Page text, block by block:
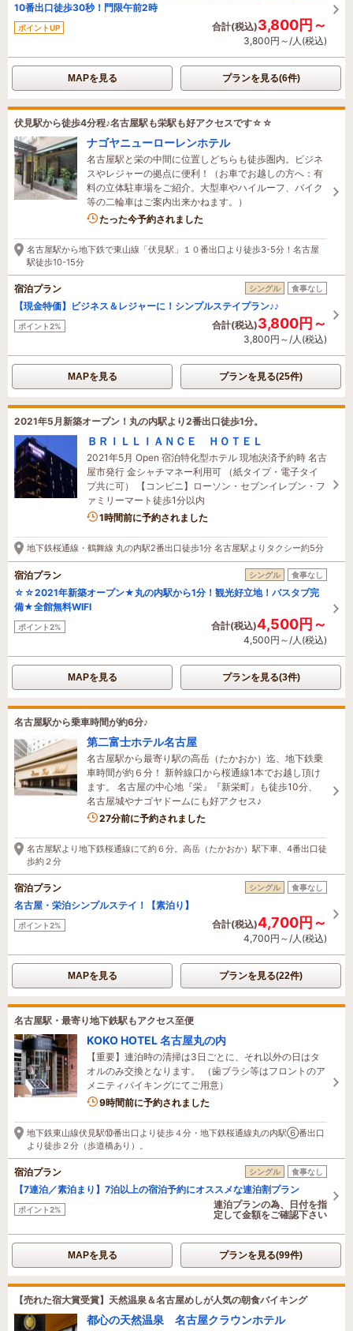
10番出口徒歩30秒！門限午前2時
ポイントUP 合計(税込)3,800円～
3,800円～/人(税込)
MAPを見る プランを見る(6件)
伏見駅から徒歩4分程♪名古屋駅も栄駅も好アクセスです☆☆
ナゴヤニューローレンホテル
名古屋駅と栄の中間に位置しどちらも徒歩圏内。ビジネ
スやレジャーの拠点に便利！（お車でお越しの方へ：有
料の立体駐車場をご紹介。大型車やハイルーフ、バイク
等の二輪車はご案内出来かねます。）
2名がこの宿を見ています
たった今予約されました
名古屋駅から地下鉄で東山線「伏見駅」１０番出口より徒歩3-5分！名古屋
駅徒歩10-15分
宿泊プラン シングル 食事なし
【現金特価】ビジネス＆レジャーに！シンプルステイプラン♪♪
ポイント2% 合計(税込)3,800円～
3,800円～/人(税込)
MAPを見る プランを見る(25件)
2021年5月新築オープン！丸の内駅より2番出口徒歩1分。
ＢＲＩＬＬＩＡＮＣＥ ＨＯＴＥＬ
2021年5月 Open 宿泊特化型ホテル 現地決済予約時 名古
屋市発行 金シャチマネー利用可 （紙タイプ・電子タイ
プ共に可） 【コンビニ】ローソン・セブンイレブン・フ
ァミリーマート徒歩1分以内
2名がこの宿を見ています
1時間前に予約されました
地下鉄桜通線・鶴舞線 丸の内駅2番出口徒歩1分 名古屋駅よりタクシー約5分
宿泊プラン シングル 食事なし
☆☆2021年新築オープン★丸の内駅から1分！観光好立地！バスタブ完
備★全館無料WIFI
ポイント2% 合計(税込)4,500円～
4,500円～/人(税込)
MAPを見る プランを見る(3件)
名古屋駅から乗車時間が約6分♪
第二富士ホテル名古屋
名古屋駅から最寄り駅の高岳（たかおか）迄、地下鉄乗
車時間が約６分！ 新幹線口から桜通線1本でお越し頂け
ます。 名古屋の中心地『栄』『新栄町』も徒歩10分、
名古屋城やナゴヤドームにも好アクセス♪
1名がこの宿を見ています
27分前に予約されました
名古屋駅より地下鉄桜通線にて約６分。高岳（たかおか）駅下車、4番出口徒
歩約２分
宿泊プラン シングル 食事なし
名古屋・栄泊シンプルステイ！【素泊り】
ポイント2% 合計(税込)4,700円～
4,700円～/人(税込)
MAPを見る プランを見る(22件)
名古屋駅・最寄り地下鉄駅もアクセス至便
KOKO HOTEL 名古屋丸の内
【重要】連泊時の清掃は3日ごとに、それ以外の日はタ
オルのみ交換となります。 （歯ブラシ等はフロントのア
メニティバイキングにてご用意）
9時間前に予約されました
地下鉄東山線伏見駅⑩番出口より徒歩４分・地下鉄桜通線丸の内駅⑥番出口
より徒歩２分（歩道橋あり）。
宿泊プラン シングル 食事なし
【7連泊／素泊まり】7泊以上の宿泊予約にオススメな連泊割プラン
ポイント2%
連泊プランの為、日付を指
定して金額をご確認下さい
MAPを見る プランを見る(99件)
【売れた宿大賞受賞】天然温泉＆名古屋めしが人気の朝食バイキング
都心の天然温泉 名古屋クラウンホテル